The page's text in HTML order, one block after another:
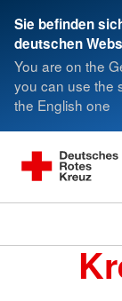
Sie befinden
deutschen
You are on the
you can use the
the English one